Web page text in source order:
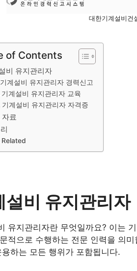
대한기계설비건
of Contents
비 유지관리자
기계설비 유지관리자 경력신고
기계설비 유지관리자 교육
기계설비 유지관리자 자격증
자료
Related
설비 유지관리자
유지관리자란 무엇일까요? 이는
적으로 수행하는 전문 인력을 의
하는 모든 행위가 포함됩니다.